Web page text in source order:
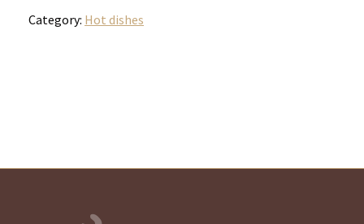
Category: Hot dishes